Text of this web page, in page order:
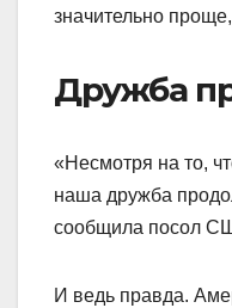
значительно
Дружба
«Несмотря на то,
наша дружба
сообщила посол
И ведь правда.